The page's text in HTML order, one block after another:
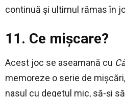
continuă și ultimul rămas în
11. Ce mișcare?
Acest joc se aseamană cu
memoreze o serie de
nasul cu degetul mic, să-și